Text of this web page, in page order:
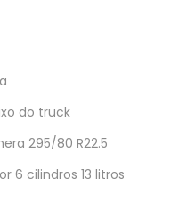
do truck
295/80 R22.5
6 cilindros 13 litros